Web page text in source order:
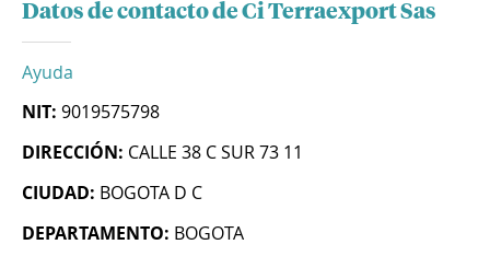
Datos de contacto de Ci Terraexport Sas
Ayuda
NIT: 9019575798
DIRECCIÓN: CALLE 38 C SUR 73 11
CIUDAD: BOGOTA D C
DEPARTAMENTO: BOGOTA